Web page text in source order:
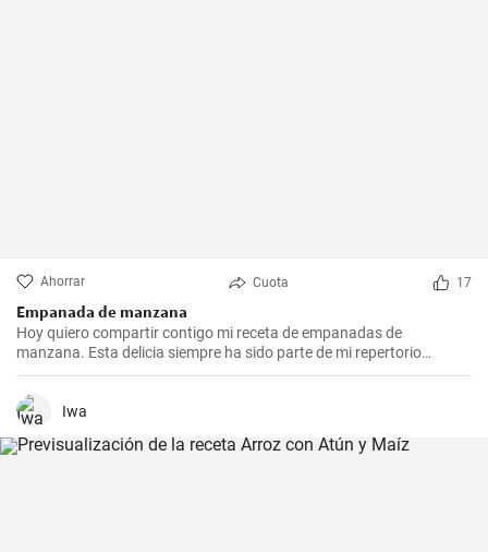
Ahorrar Cuota 17
Empanada de manzana
Hoy quiero compartir contigo mi receta de empanadas de
manzana. Esta delicia siempre ha sido parte de mi repertorio
culinario. Me gusta hacerlas en epocas de frio para endulzar el
paladar y demostrar que no sólo las empanadas saladas pueden
hacerte feliz. Es un postre que nunca falla en las reuniones
disfrutes tanto como yo.
Iwa